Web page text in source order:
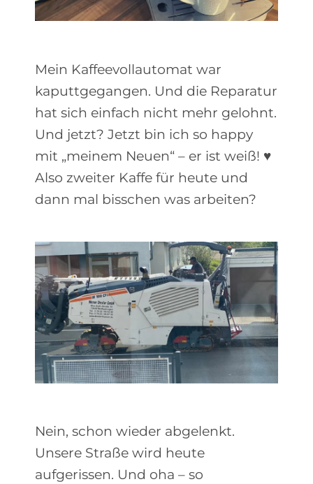
Mein Kaffeevollautomat war
kaputtgegangen. Und die Reparatur
hat sich einfach nicht mehr gelohnt.
Und jetzt? Jetzt bin ich so happy
mit „meinem Neuen“ – er ist weiß! ♥
Also zweiter Kaffe für heute und
dann mal bisschen was arbeiten?
Nein, schon wieder abgelenkt.
Unsere Straße wird heute
aufgerissen. Und oha – so